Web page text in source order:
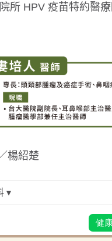
所 HPV 疫苗特約醫
楊紹楚